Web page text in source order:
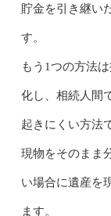
貯金を引き継い
す。
もう1つの方法
化し、相続人間
起きにくい方法
現物をそのまま
い場合に遺産を
ます。